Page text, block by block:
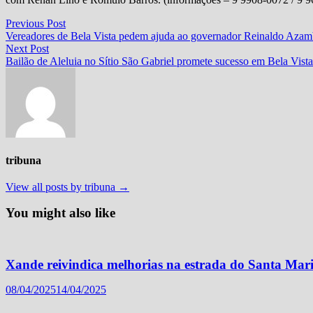
Navegação
de
Post
Previous PostPrevious
post:
Vereadores de Bela Vista pedem ajuda ao governador Reinaldo
Next PostNext
post:
Bailão de Aleluia no Sítio São Gabriel promete sucesso em Bela Vista
tribuna
View all posts by tribuna →
You might also like
Xande reivindica melhorias na estrada do Santa
08/04/202514/04/2025